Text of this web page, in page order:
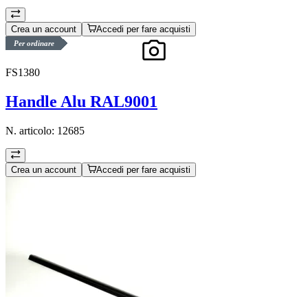
Crea un account Accedi per fare acquisti
Per ordinare
FS1380
Handle Alu RAL9001
N. articolo: 12685
Crea un account Accedi per fare acquisti